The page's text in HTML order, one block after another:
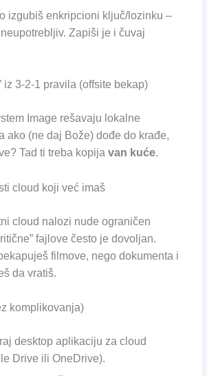
izgubiš enkripcioni ključ/lozinku –
Zapiši je i čuvaj
iz 3-2-1 pravila (offsite bekap)
Image rešavaju lokalne
ako (ne daj Bože) dođe do krađe,
Tad ti treba kopija van kuće.
cloud koji već imaš
cloud nalozi nude ograničen
fajlove često je dovoljan.
filmove, nego dokumenta i
da vratiš.
komplikovanja)
desktop aplikaciju za cloud
Drive ili OneDrive).